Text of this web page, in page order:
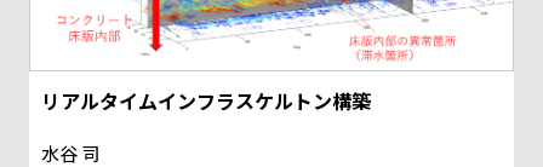
リアルタイムインフラスケルトン構築
水谷 司